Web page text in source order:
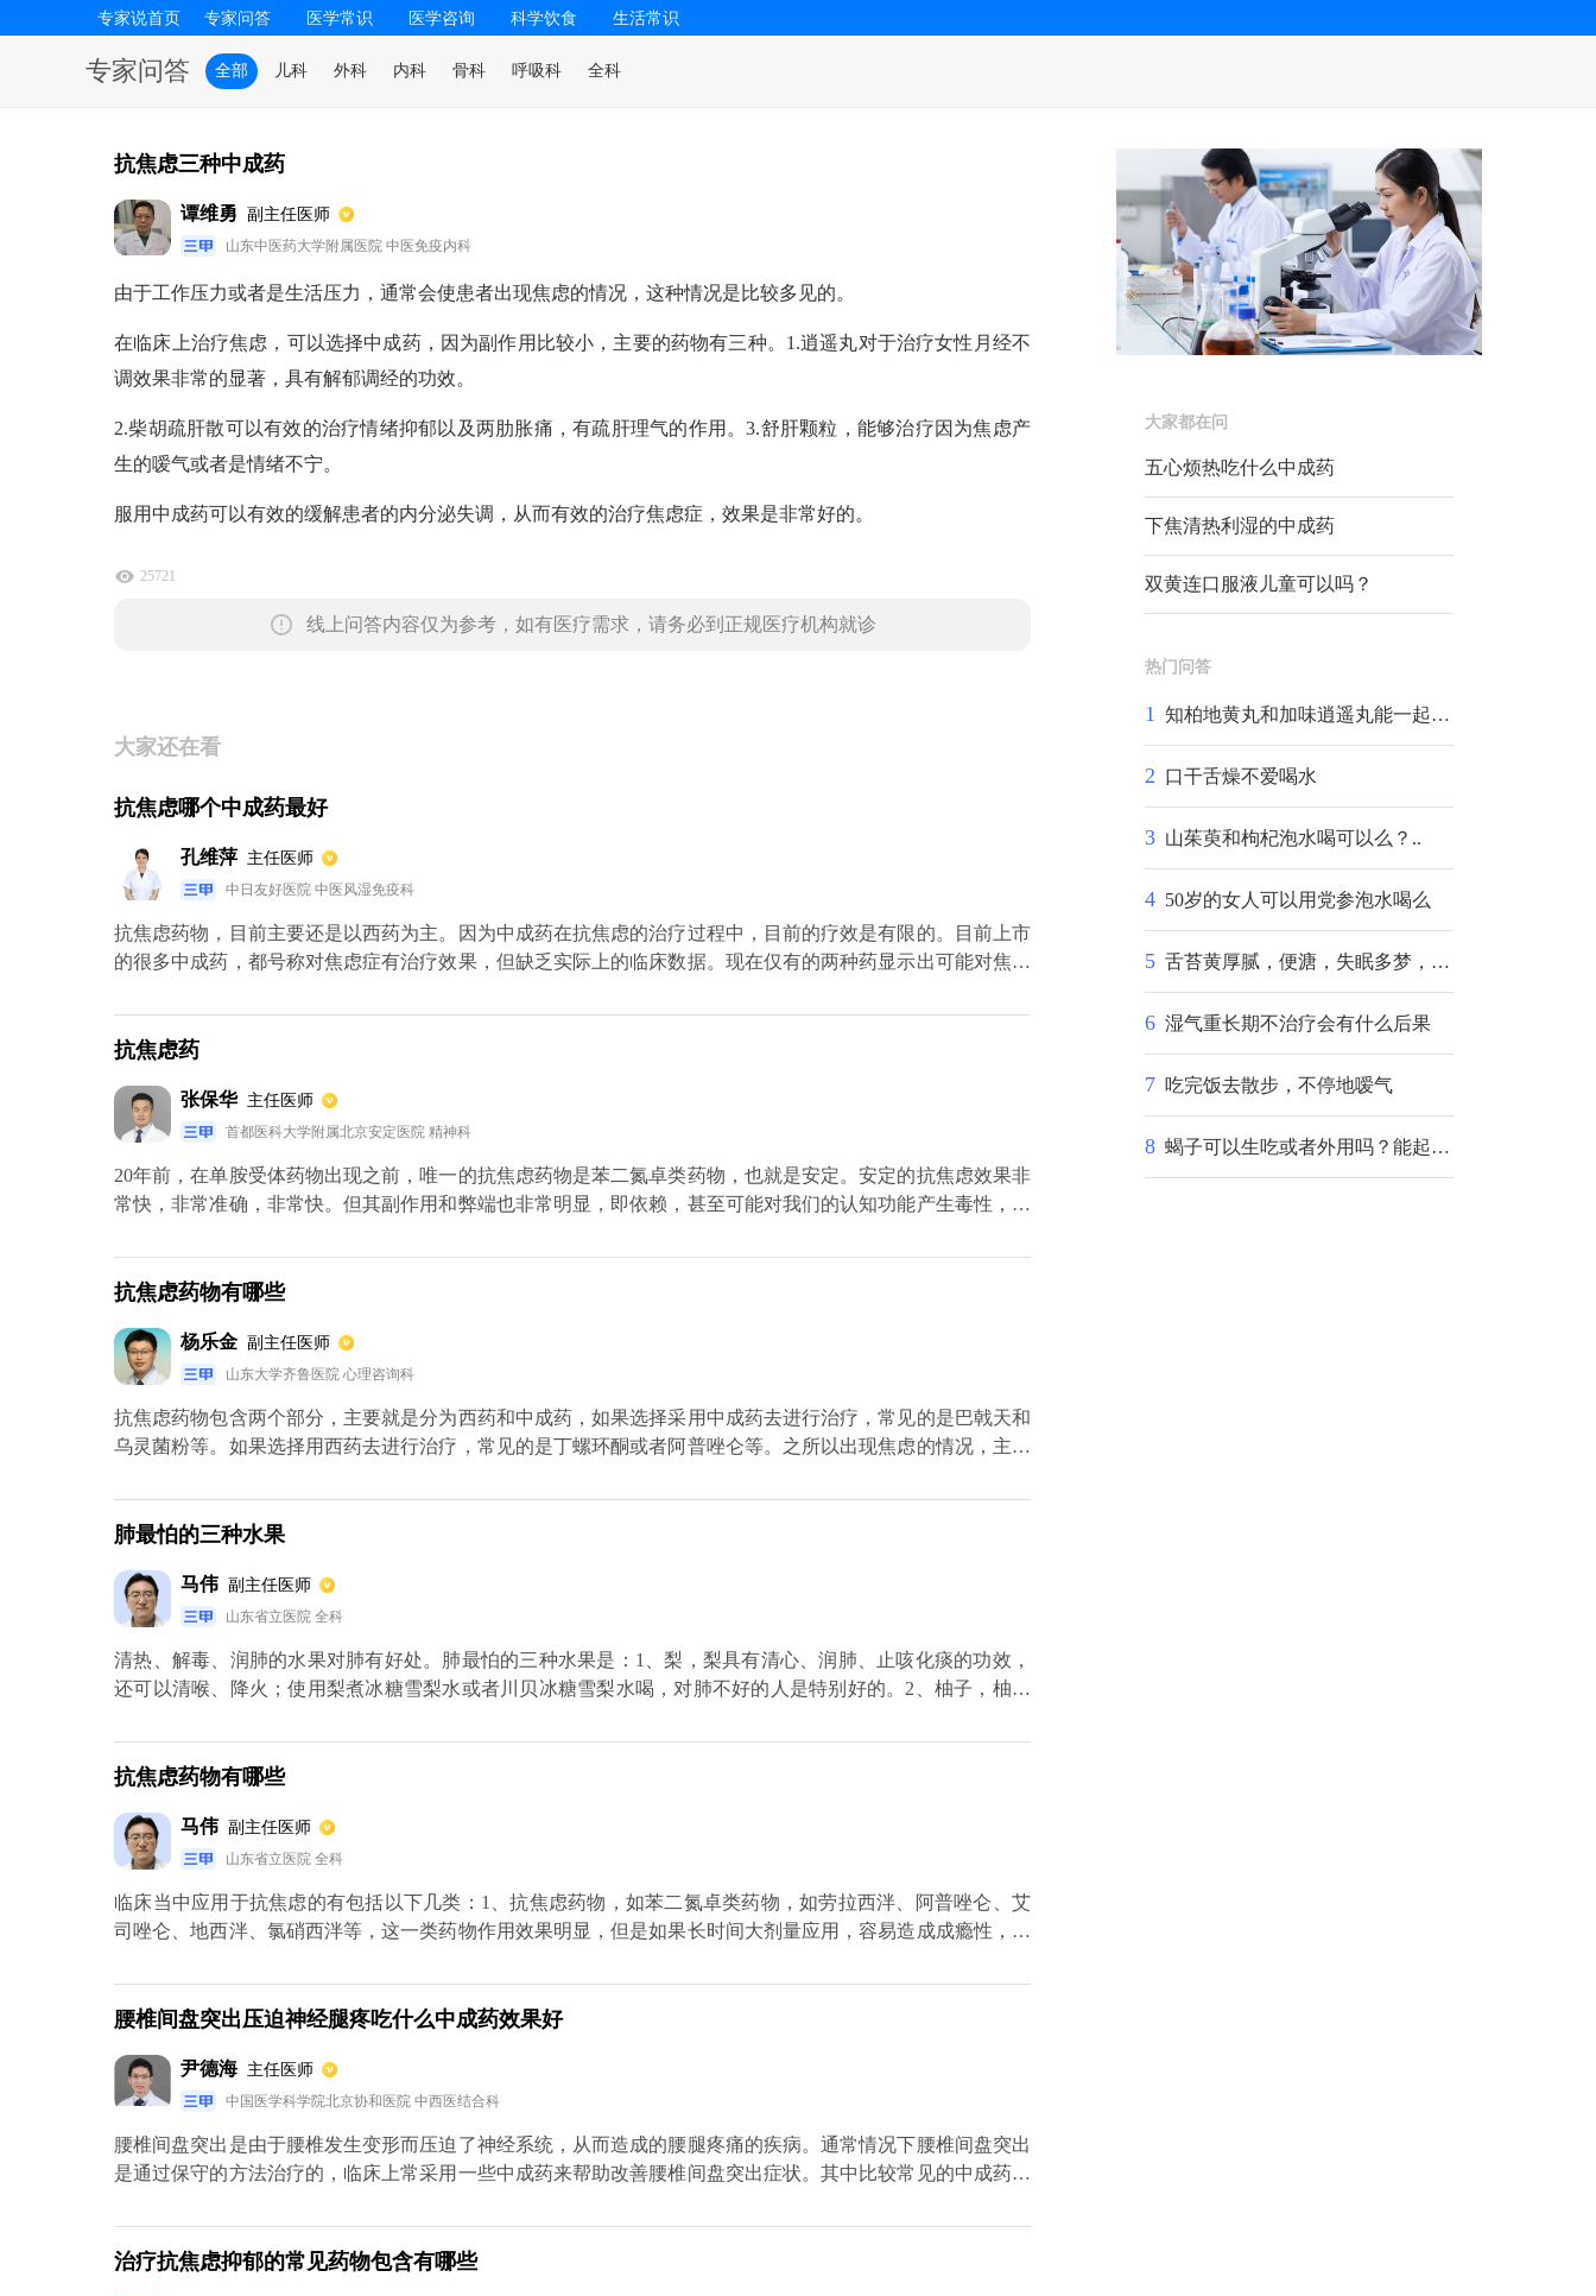
专家说首页 专家问答 医学常识 医学咨询 科学饮食 生活常识
专家问答 全部 儿科 外科 内科 骨科 呼吸科 全科
抗焦虑三种中成药
谭维勇 副主任医师
山东中医药大学附属医院 中医免疫内科
由于工作压力或者是生活压力，通常会使患者出现焦虑的情况，这种情况是比较多见的。
在临床上治疗焦虑，可以选择中成药，因为副作用比较小，主要的药物有三种。1.逍遥丸对于治疗女性月经不
调效果非常的显著，具有解郁调经的功效。
2.柴胡疏肝散可以有效的治疗情绪抑郁以及两肋胀痛，有疏肝理气的作用。3.舒肝颗粒，能够治疗因为焦虑产
生的嗳气或者是情绪不宁。
服用中成药可以有效的缓解患者的内分泌失调，从而有效的治疗焦虑症，效果是非常好的。
25721
线上问答内容仅为参考，如有医疗需求，请务必到正规医疗机构就诊
大家还在看
抗焦虑哪个中成药最好
孔维萍 主任医师
中日友好医院 中医风湿免疫科
抗焦虑药物，目前主要还是以西药为主。因为中成药在抗焦虑的治疗过程中，目前的疗效是有限的。目前上市
的很多中成药，都号称对焦虑症有治疗效果，但缺乏实际上的临床数据。现在仅有的两种药显示出可能对焦虑
实验，相对有比较可靠的数据，但是这些数据还远远不够。因为毕竟只是在国内做了相应的研究数据，并没有
获得全世界的认可。包括在中国国内，也不是所有的医生都会认可这些数据。所以其实抗焦虑药物，最好是用
详实。
抗焦虑药
张保华 主任医师
首都医科大学附属北京安定医院 精神科
20年前，在单胺受体药物出现之前，唯一的抗焦虑药物是苯二氮卓类药物，也就是安定。安定的抗焦虑效果非
常快，非常准确，非常快。但其副作用和弊端也非常明显，即依赖，甚至可能对我们的认知功能产生毒性，因
种药物，所以很多病人看着他们的盒子说，“医生，我是焦虑症患者，你怎么能给我开抗抑郁药呢？”因为焦虑
和抑郁都与大脑中单胺类神经递质紊乱有关，目前的一线抗焦虑药物是一种抗抑郁药，作用于单胺系统的SSRI
果明显。如果可以最好采用联合心理治疗。
抗焦虑药物有哪些
杨乐金 副主任医师
山东大学齐鲁医院 心理咨询科
抗焦虑药物包含两个部分，主要就是分为西药和中成药，如果选择采用中成药去进行治疗，常见的是巴戟天和
乌灵菌粉等。如果选择用西药去进行治疗，常见的是丁螺环酮或者阿普唑仑等。之所以出现焦虑的情况，主要
绪里面存在着恐慌，不安，忧愁等成分。目前抗焦虑的药物主要就是用来缓解紧张和焦虑，通常都是以二氮类
为主，常见的药物是安定等，具体还是要遵听医嘱，不能盲目用药。
肺最怕的三种水果
马伟 副主任医师
山东省立医院 全科
清热、解毒、润肺的水果对肺有好处。肺最怕的三种水果是：1、梨，梨具有清心、润肺、止咳化痰的功效，
还可以清喉、降火；使用梨煮冰糖雪梨水或者川贝冰糖雪梨水喝，对肺不好的人是特别好的。2、柚子，柚子
热、生津、利尿、解毒的作用，杨桃具有清热、生津、利尿、解毒的作用，对于肺热引起的咳嗽，效果也是很
好的。另外，罗汉果具有清热利咽的作用，也可以治疗百日咳、肺热咳嗽、咽喉炎、口干舌燥等肺部疾病。
抗焦虑药物有哪些
马伟 副主任医师
山东省立医院 全科
临床当中应用于抗焦虑的有包括以下几类：1、抗焦虑药物，如苯二氮卓类药物，如劳拉西泮、阿普唑仑、艾
司唑仑、地西泮、氯硝西泮等，这一类药物作用效果明显，但是如果长时间大剂量应用，容易造成成瘾性，所
用，而且具有明显的抗焦虑作用，它的持续起效的时间比较长，作用时间比较慢，所以说要有足够的时间去应
用。2、抗抑郁的药物，抗抑郁的药物也有抗焦虑作用，如5羟色胺再摄取抑制剂、帕罗西汀、舍曲林、西酞普
心悸、心悸患者有明显疗效。
腰椎间盘突出压迫神经腿疼吃什么中成药效果好
尹德海 主任医师
中国医学科学院北京协和医院 中西医结合科
腰椎间盘突出是由于腰椎发生变形而压迫了神经系统，从而造成的腰腿疼痛的疾病。通常情况下腰椎间盘突出
是通过保守的方法治疗的，临床上常采用一些中成药来帮助改善腰椎间盘突出症状。其中比较常见的中成药有
生、枸杞、地龙、全蝎、蜈蚣等，它具有补肝强筋骨的效果，对于疏通经络和止痛的效果也比较好，当然，此
类药物不可过久服用，以免对肝肾有不良的影响。
治疗抗焦虑抑郁的常见药物包含有哪些
大家都在问
五心烦热吃什么中成药
下焦清热利湿的中成药
双黄连口服液儿童可以吗？
热门问答
1 知柏地黄丸和加味逍遥丸能一起吃吗
2 口干舌燥不爱喝水
3 山茱萸和枸杞泡水喝可以么？..
4 50岁的女人可以用党参泡水喝么
5 舌苔黄厚腻，便溏，失眠多梦，口中无味，脸冒油光，
6 湿气重长期不治疗会有什么后果
7 吃完饭去散步，不停地嗳气
8 蝎子可以生吃或者外用吗？能起到什么作用？好心的中医和西医给详细讲解下~用法用量~谢谢了~好人一生平安